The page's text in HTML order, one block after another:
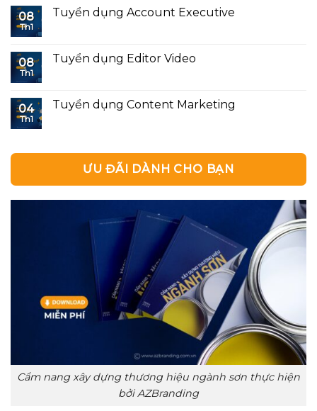
08
Th1
Tuyển dụng Account Executive
08
Th1
Tuyển dụng Editor Video
04
Th1
Tuyển dụng Content Marketing
ƯU ĐÃI DÀNH CHO BẠN
Cẩm nang xây dựng thương hiệu ngành sơn thực hiện
bởi AZBranding